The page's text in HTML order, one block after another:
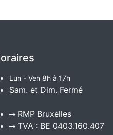
Lun - Ven 8h à 17h
Sam. et Dim. Fermé
RMP Bruxelles
TVA : BE 0403.160.407